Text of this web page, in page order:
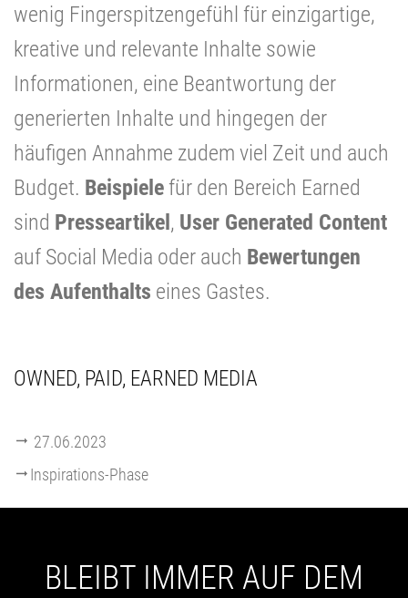
wenig Fingerspitzengefühl für einzigartige,
kreative und relevante Inhalte sowie
Informationen, eine Beantwortung der
generierten Inhalte und hingegen der
häufigen Annahme zudem viel Zeit und auch
Budget. Beispiele für den Bereich Earned
sind Presseartikel, User Generated Content
auf Social Media oder auch Bewertungen
des Aufenthalts eines Gastes.
OWNED, PAID, EARNED MEDIA
27.06.2023
Inspirations-Phase
BLEIBT IMMER AUF DEM